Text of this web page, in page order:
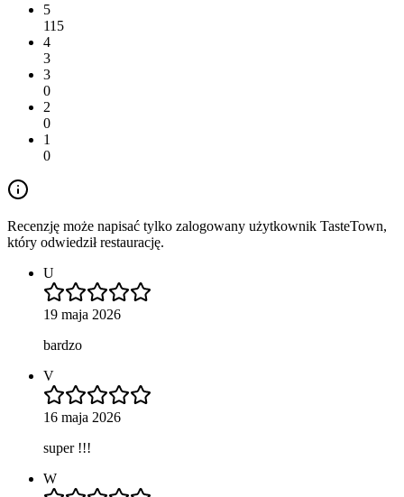
5
115
4
3
3
0
2
0
1
0
Recenzję może napisać tylko zalogowany użytkownik TasteTown,
który odwiedził restaurację.
U
19 maja 2026
bardzo
V
16 maja 2026
super !!!
W